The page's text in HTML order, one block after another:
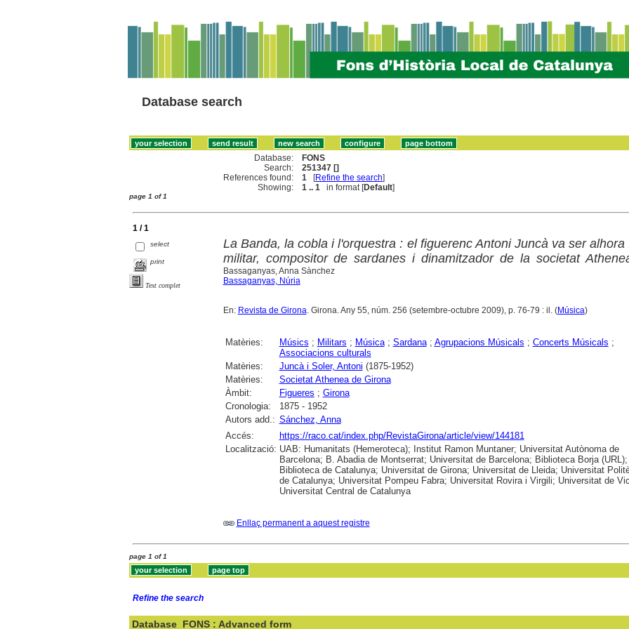
Database search
Database:
FONS
Search:
251347 []
References found:
1 [Refine the search]
Showing:
1 .. 1 in format [Default]
page 1 of 1
1 / 1
select
print
Text complet
La Banda, la cobla i l'orquestra : el figuerenc Antoni Juncà va ser alhora
militar, compositor de sardanes i dinamitzador de la societat
Bassaganyas, Anna Sànchez
Bassaganyas, Núria
En: Revista de Girona. Girona. Any 55, núm. 256 (setembre-octubre 2009), p. 76-79 : il. (Música)
Matèries: Músics ; Militars ; Música; Sardana; Agrupacions Músicals ; Concerts Músicals ;
Associacions culturals
Matèries:
Juncà i Soler, Antoni (1875-1952)
Matèries:
Societat Athenea de Girona
Àmbit:
Figueres ; Girona
Cronologia:
1875 - 1952
Autors add.: Sánchez, Anna
Accés:
https://raco.cat/index.php/RevistaGirona/article/view/144181
Localització: UAB: Humanitats (Hemeroteca); Institut Ramon Muntaner; Universitat Autònoma de
Barcelona; B. Abadia de Montserrat; Universitat de Barcelona; Biblioteca Borja (URL);
Biblioteca de Catalunya; Universitat de Girona; Universitat de Lleida; Universitat
de Catalunya; Universitat Pompeu Fabra; Universitat Rovira i Virgili; Universitat de
Universitat Central de Catalunya
Enllaç permanent a aquest registre
page 1 of 1
Refine the search
Database FONS : Advanced form